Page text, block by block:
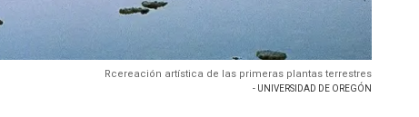
Rcereación artística de las primeras plantas terrestres
- UNIVERSIDAD DE OREGÓN